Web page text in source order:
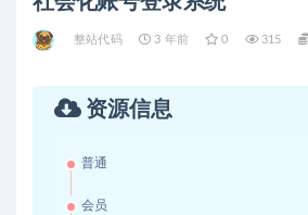
整站代码 3 年前 0 315
资源信息
普通
会员